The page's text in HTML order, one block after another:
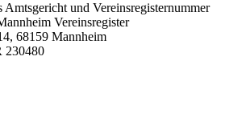
Amtsgericht und Vereinsregisternummer
Vereinsregister
68159 Mannheim
230480